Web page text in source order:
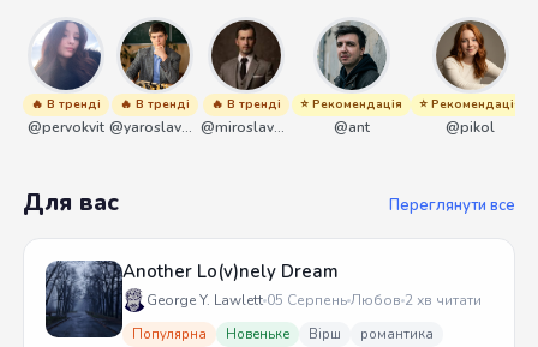
🔥 В тренді
@pervokvit
🔥 В тренді
@yaroslavbrunko
🔥 В тренді
@miroslavmaniyk
⭐ Рекомендація
@ant
⭐ Рекомендація
@pikol
Для вас Переглянути все
Another Lo(v)nely Dream
George Y. Lawlett 05 СерпеньЛюбов 2 хв читати
Популярна Новеньке Вірш романтика